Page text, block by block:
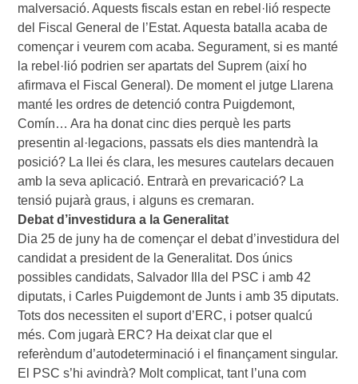
malversació. Aquests fiscals estan en rebel·lió respecte
del Fiscal General de l’Estat. Aquesta batalla acaba de
començar i veurem com acaba. Segurament, si es manté
la rebel·lió podrien ser apartats del Suprem (així ho
afirmava el Fiscal General). De moment el jutge Llarena
manté les ordres de detenció contra Puigdemont,
Comín… Ara ha donat cinc dies perquè les parts
presentin al·legacions, passats els dies mantendrà la
posició? La llei és clara, les mesures cautelars decauen
amb la seva aplicació. Entrarà en prevaricació? La
tensió pujarà graus, i alguns es cremaran.
Debat d’investidura a la Generalitat
Dia 25 de juny ha de començar el debat d’investidura del
candidat a president de la Generalitat. Dos únics
possibles candidats, Salvador Illa del PSC i amb 42
diputats, i Carles Puigdemont de Junts i amb 35 diputats.
Tots dos necessiten el suport d’ERC, i potser qualcú
més. Com jugarà ERC? Ha deixat clar que el
referèndum d’autodeterminació i el finançament singular.
El PSC s’hi avindrà? Molt complicat, tant l’una com